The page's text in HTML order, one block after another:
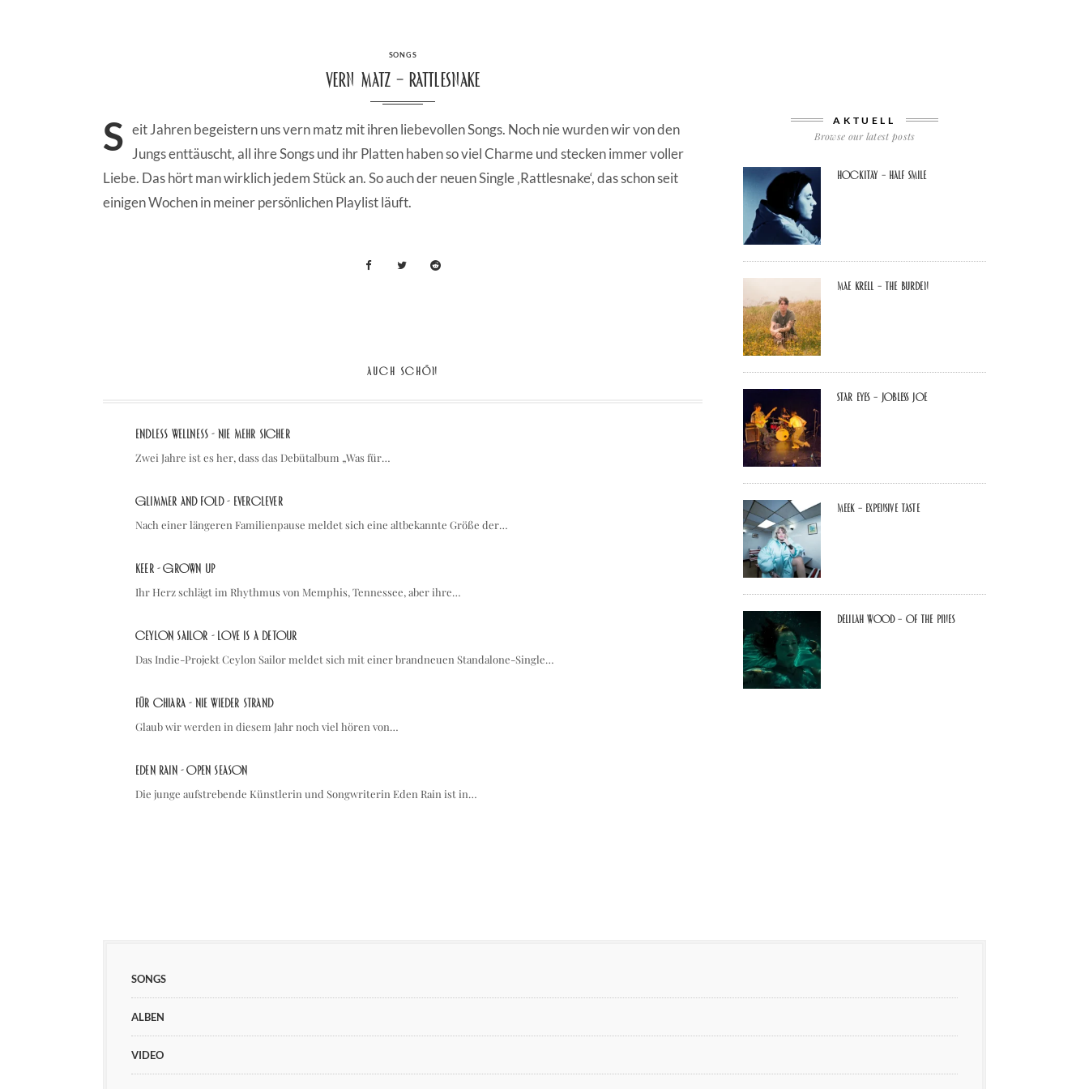
CATEGORIES
SONGS
vern matz – Rattlesnake
S eit Jahren begeistern uns vern matz mit ihren liebevollen Songs. Noch nie wurden wir von den
Jungs enttäuscht, all ihre Songs und ihr Platten haben so viel Charme und stecken immer voller
Liebe. Das hört man wirklich jedem Stück an. So auch der neuen Single ‚Rattlesnake‘, das schon seit
einigen Wochen in meiner persönlichen Playlist läuft.
AUCH SCHÖN
Endless Wellness - Nie mehr sicher
Zwei Jahre ist es her, dass das Debütalbum „Was für…
Glimmer and Fold - Everclever
Nach einer längeren Familienpause meldet sich eine altbekannte Größe der…
KEER - Grown Up
Ihr Herz schlägt im Rhythmus von Memphis, Tennessee, aber ihre…
Ceylon Sailor - love is a detour
Das Indie-Projekt Ceylon Sailor meldet sich mit einer brandneuen Standalone-Single…
Für Chiara - Nie wieder Strand
Glaub wir werden in diesem Jahr noch viel hören von…
Eden Rain - Open Season
Die junge aufstrebende Künstlerin und Songwriterin Eden Rain ist in…
AKTUELL
Browse our latest posts
Hockitay – half smile
Mae Krell – the burden
Star Eyes – Jobless Joe
MEEK – Expensive Taste
Delilah Wood – of the pines
SONGS
ALBEN
VIDEO